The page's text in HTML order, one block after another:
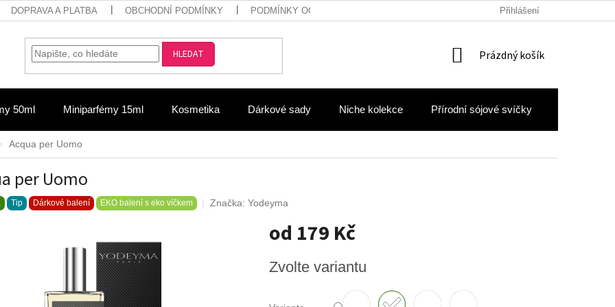
DOPRAVA A PLATBA OBCHODNÍ PODMÍNKY PODMÍNKY OCHRANY OSOBNÍCH ÚDAJŮ Přihlášení
HLEDAT
NÁKUPNÍ
Prázdný košík
50ml Miniparfémy 15ml Kosmetika Dárkové sady Niche kolekce Přírodní sójové svíčky
Acqua per Uomo
per Uomo
Tip Dárkové balení EKO balení s eko víčkem Značka: Yodeyma
od 179 Kč
cena:
Zvolte variantu